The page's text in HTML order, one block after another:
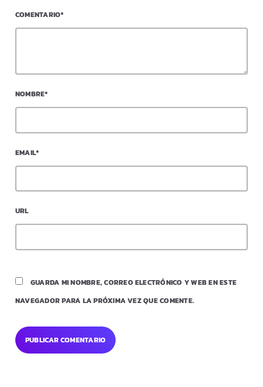
COMENTARIO*
NOMBRE*
EMAIL*
URL
GUARDA MI NOMBRE, CORREO ELECTRÓNICO Y WEB EN ESTE
NAVEGADOR PARA LA PRÓXIMA VEZ QUE COMENTE.